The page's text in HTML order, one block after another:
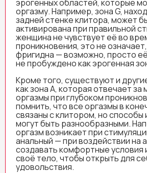
эрогенных областей, которые
оргазму. Например, зона G,
задней стенке клитора, может
активирована при правильной
женщина не чувствует её во
проникновения, это не
фригидна — возможно, просто
не пробуждено как эрогенная
Кроме того, существуют и
как зона A, которая отвечает за
оргазмы при глубоком
помнить, что все оргазмы в
связаны с клитором, но способы
могут быть разнообразными.
оргазм возникает при
анальный — при воздействии на
создавать комфортные условия
своё тело, чтобы открыть для
удовольствия.